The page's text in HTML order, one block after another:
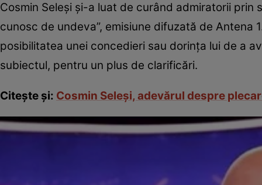
Cosmin Seleși și-a luat de curând admiratorii prin
cunosc de undeva”, emisiune difuzată de
posibilitatea unei concedieri sau dorința lui de a
subiectul, pentru un plus de clarificări.
Citește și: Cosmin Seleși, adevărul despre